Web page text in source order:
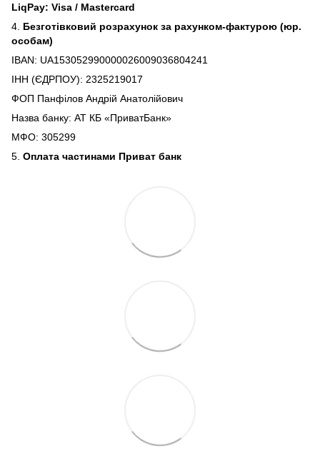
LiqPay: Visa / Mastercard
4. Безготівковий розрахунок за рахунком-фактурою (юр.
особам)
IBAN: UA153052990000026009036804241
ІНН (ЄДРПОУ): 2325219017
ФОП Панфілов Андрій Анатолійович
Назва банку: АТ КБ «ПриватБанк»
МФО: 305299
5. Оплата частинами Приват банк